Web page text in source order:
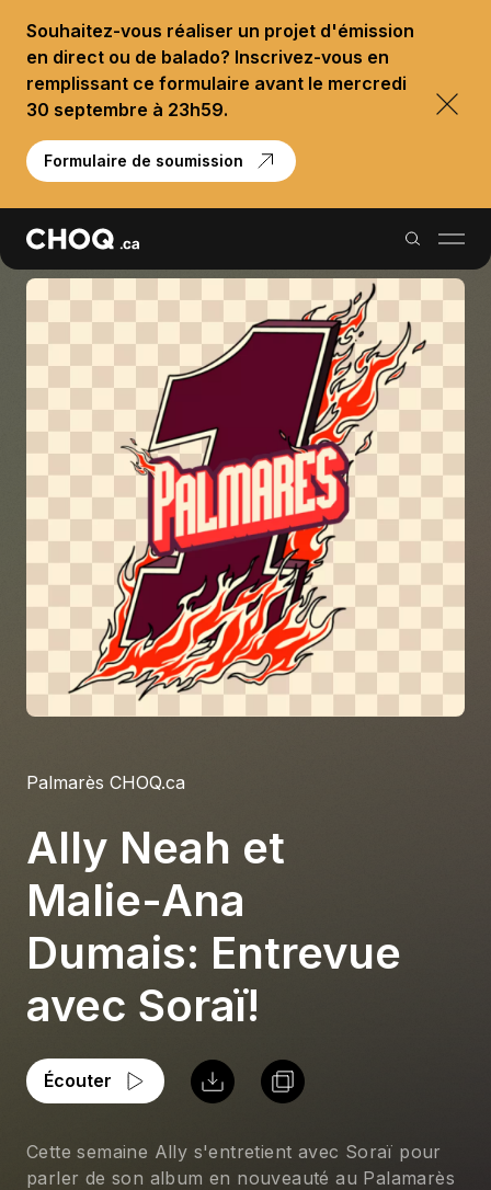
Souhaitez-vous réaliser un projet d'émission
en direct ou de balado? Inscrivez-vous en
remplissant ce formulaire avant le mercredi
30 septembre à 23h59.
Formulaire de soumission
Balados
Reportages
Palmarès
À propos
S'impliquer
Carrière
Location studio
Palmarès CHOQ.ca
Ally Neah et
Malie-Ana
Dumais: Entrevue
avec Soraï!
Écouter
Cette semaine Ally s'entretient avec Soraï pour
parler de son album en nouveauté au Palamarès